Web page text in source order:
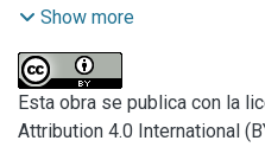
- Algunas aplicaciones
Lunazzi, Héctor J. Rabal,
- Estudio de una técnica
rayos X al análisis de
Show more
Esta obra se publica con la
Attribution 4.0 International